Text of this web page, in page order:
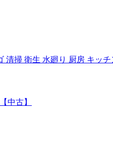
清掃 衛生 水廻り 厨房 キッチ
中古】